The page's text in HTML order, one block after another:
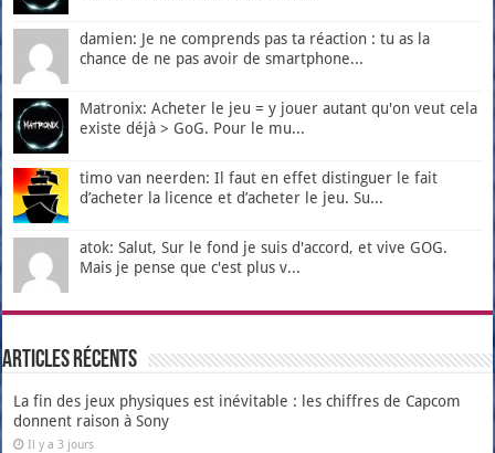
damien: Je ne comprends pas ta réaction : tu as la
chance de ne pas avoir de smartphone...
Matronix: Acheter le jeu = y jouer autant qu'on veut cela
existe déjà > GoG. Pour le mu...
timo van neerden: Il faut en effet distinguer le fait
d’acheter la licence et d’acheter le jeu. Su...
atok: Salut, Sur le fond je suis d'accord, et vive GOG.
Mais je pense que c'est plus v...
Articles récents
La fin des jeux physiques est inévitable : les chiffres de Capcom
donnent raison à Sony
Il y a 3 jours